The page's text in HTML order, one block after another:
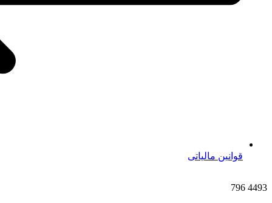
قوانین مالیاتی
4493
796